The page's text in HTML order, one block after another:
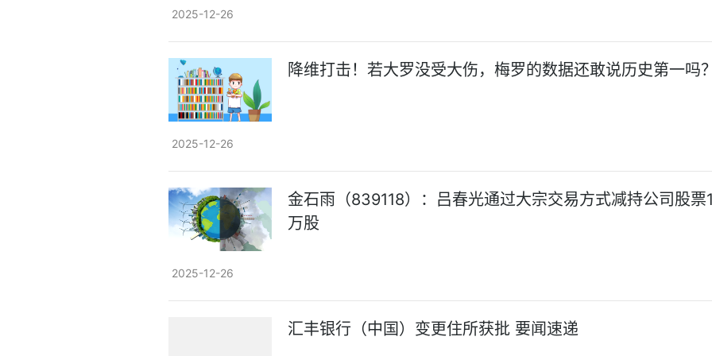
2025-12-26
降维打击！若大罗没受大伤，梅罗的数据还敢说历史第一吗？
2025-12-26
金石雨（839118）：吕春光通过大宗交易方式减持公司股票
万股
2025-12-26
汇丰银行（中国）变更住所获批 要闻速递